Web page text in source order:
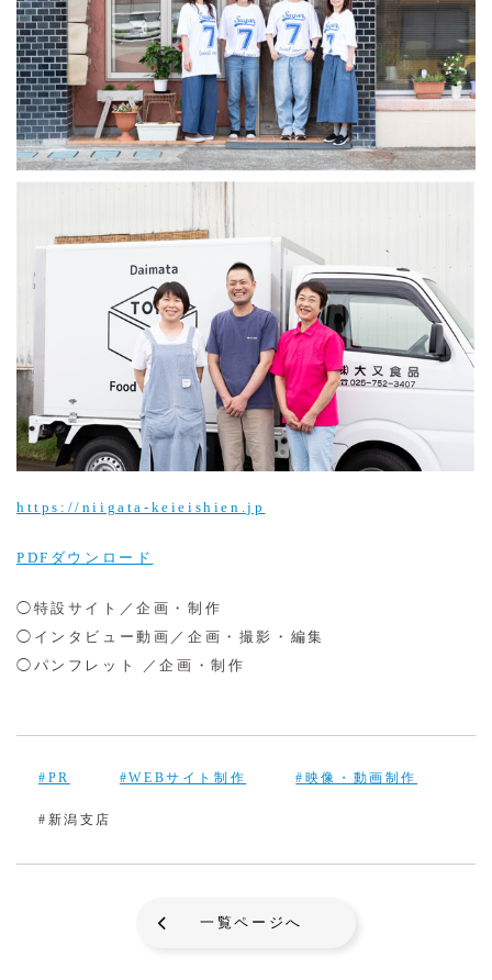
https://niigata-keieishien.jp
PDFダウンロード
◯特設サイト／企画・制作
◯インタビュー動画／企画・撮影・編集
◯パンフレット ／企画・制作
#PR #WEBサイト制作 #映像・動画制作
#新潟支店
一覧ページへ